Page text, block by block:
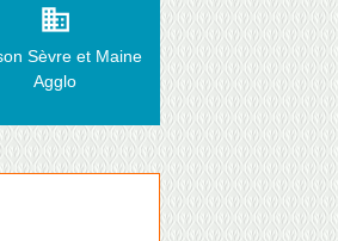
business
Sèvre et Maine
Agglo